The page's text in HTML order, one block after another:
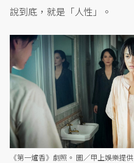
說到底，就是「人性」。
《第一爐香》劇照。 圖／甲上娛樂提供